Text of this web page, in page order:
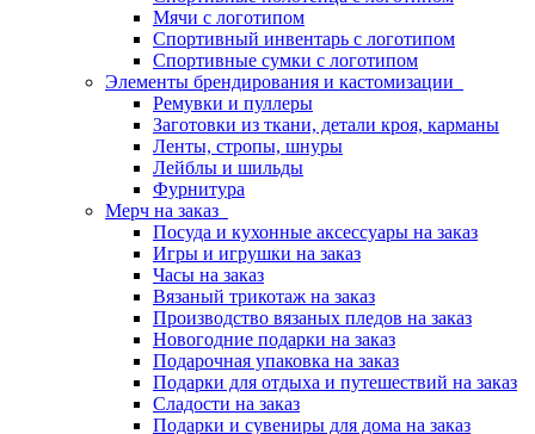
Мячи с логотипом
Спортивный инвентарь с логотипом
Спортивные сумки с логотипом
Элементы брендирования и кастомизации
Ремувки и пуллеры
Заготовки из ткани, детали кроя, карманы
Ленты, стропы, шнуры
Лейблы и шильды
Фурнитура
Мерч на заказ
Посуда и кухонные аксессуары на заказ
Игры и игрушки на заказ
Часы на заказ
Вязаный трикотаж на заказ
Производство вязаных пледов на заказ
Новогодние подарки на заказ
Подарочная упаковка на заказ
Подарки для отдыха и путешествий на заказ
Сладости на заказ
Подарки и сувениры для дома на заказ